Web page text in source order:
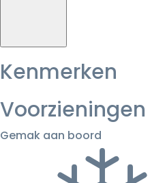
Kenmerken
Voorzieningen
Gemak aan boord